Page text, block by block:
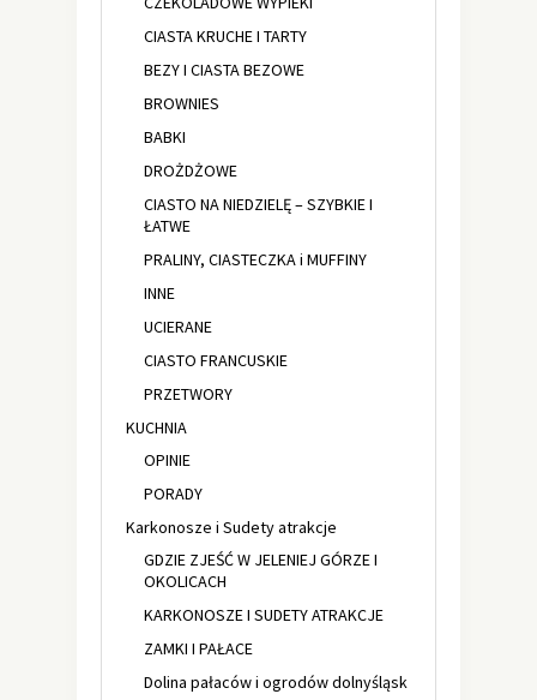
CIASTA KRUCHE I TARTY
BEZY I CIASTA BEZOWE
BROWNIES
BABKI
DROŻDŻOWE
CIASTO NA NIEDZIELĘ – SZYBKIE I
ŁATWE
PRALINY, CIASTECZKA i MUFFINY
INNE
UCIERANE
CIASTO FRANCUSKIE
PRZETWORY
KUCHNIA
OPINIE
PORADY
Karkonosze i Sudety atrakcje
GDZIE ZJEŚĆ W JELENIEJ GÓRZE I
OKOLICACH
KARKONOSZE I SUDETY ATRAKCJE
ZAMKI I PAŁACE
Dolina pałaców i ogrodów dolnyśląsk